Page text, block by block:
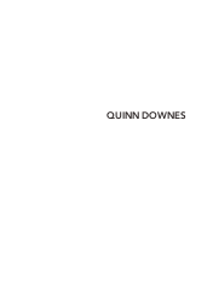
QUINN DOWNES